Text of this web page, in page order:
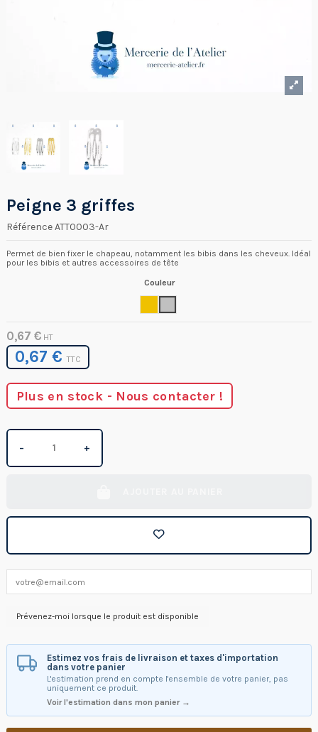
Peigne 3 griffes
RéférenceATT0003-Ar
Permet de bien fixer le chapeau, notamment les bibis dans les cheveux. Idéal
pour les bibis et autres accessoires de tête
Couleur
Plus en stock - Nous contacter !
0,67 € HT
0,67 €TTC
− +
Estimez vos frais de livraison et taxes d'importation
dans votre panier
L'estimation prend en compte l'ensemble de votre panier, pas
uniquement ce produit.
Voir l'estimation dans mon panier →